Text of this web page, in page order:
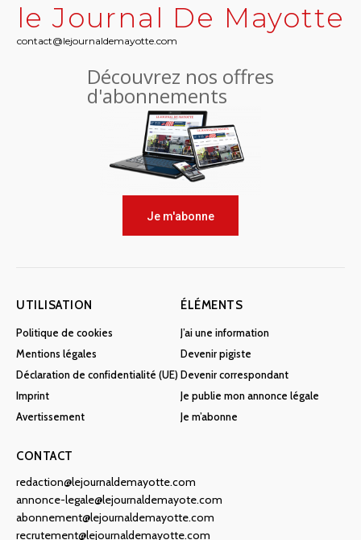
le Journal De Mayotte
contact@lejournaldemayotte.com
Découvrez nos offres
d'abonnements
Je m'abonne
UTILISATION
Politique de cookies
Mentions légales
Déclaration de confidentialité (UE)
Imprint
Avertissement
ÉLÉMENTS
J’ai une information
Devenir pigiste
Devenir correspondant
Je publie mon annonce légale
Je m’abonne
CONTACT
redaction@lejournaldemayotte.com
annonce-legale@lejournaldemayote.com
abonnement@lejournaldemayotte.com
recrutement@lejournaldemayotte.com